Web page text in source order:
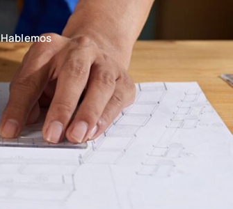
Hablemos